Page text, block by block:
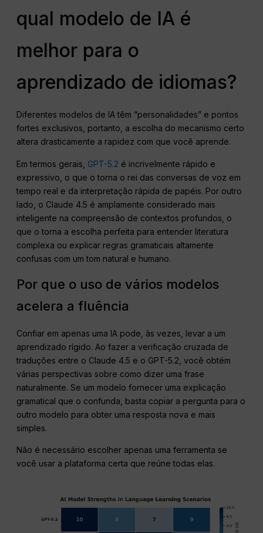
qual modelo de IA é
melhor para o
aprendizado de idiomas?
Diferentes modelos de IA têm “personalidades” e pontos
fortes exclusivos, portanto, a escolha do mecanismo certo
altera drasticamente a rapidez com que você aprende.
Em termos gerais, GPT-5.2 é incrivelmente rápido e
expressivo, o que o torna o rei das conversas de voz em
tempo real e da interpretação rápida de papéis. Por outro
lado, o Claude 4.5 é amplamente considerado mais
inteligente na compreensão de contextos profundos, o
que o torna a escolha perfeita para entender literatura
complexa ou explicar regras gramaticais altamente
confusas com um tom natural e humano.
Por que o uso de vários modelos
acelera a fluência
Confiar em apenas uma IA pode, às vezes, levar a um
aprendizado rígido. Ao fazer a verificação cruzada de
traduções entre o Claude 4.5 e o GPT-5.2, você obtém
várias perspectivas sobre como dizer uma frase
naturalmente. Se um modelo fornecer uma explicação
gramatical que o confunda, basta copiar a pergunta para o
outro modelo para obter uma resposta nova e mais
simples.
Não é necessário escolher apenas uma ferramenta se
você usar a plataforma certa que reúne todas elas.